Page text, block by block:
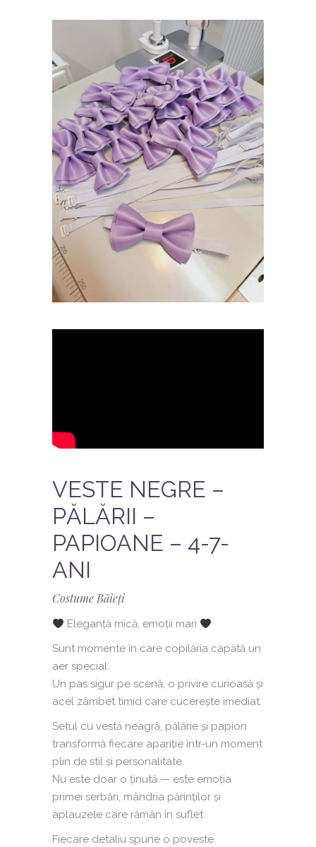
VESTE NEGRE –
PĂLĂRII –
PAPIOANE – 4-7-
ANI
Costume Băieți
Eleganță mică, emoții mari
Sunt momente în care copilăria capătă un
aer special.
Un pas sigur pe scenă, o privire curioasă și
acel zâmbet timid care cucerește imediat.
Setul cu vestă neagră, pălărie și papion
transformă fiecare apariție într-un moment
plin de stil și personalitate.
Nu este doar o ținută — este emoția
primei serbări, mândria părinților și
aplauzele care rămân în suflet.
Fiecare detaliu spune o poveste.